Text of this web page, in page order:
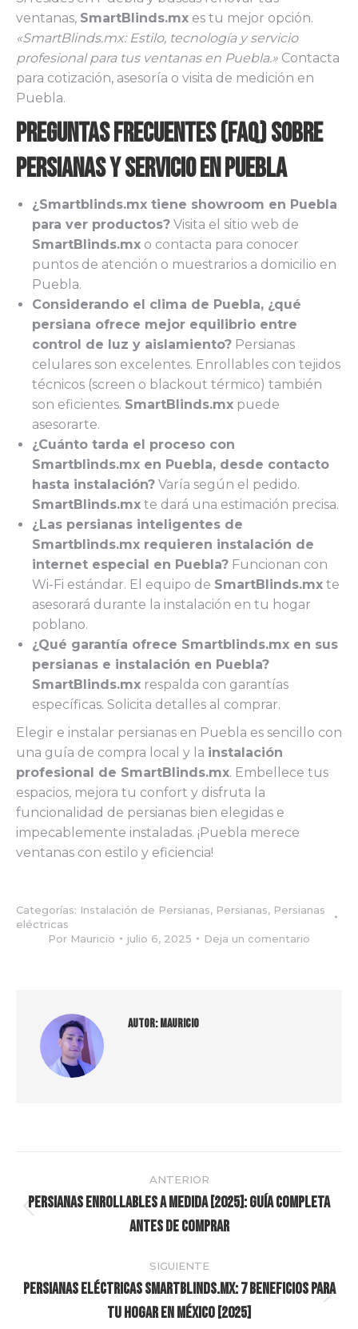
ventanas, SmartBlinds.mx es tu mejor opción.
«SmartBlinds.mx: Estilo, tecnología y servicio
profesional para tus ventanas en Puebla.» Contacta
para cotización, asesoría o visita de medición en
Puebla.
Preguntas Frecuentes (FAQ) sobre
Persianas y Servicio en Puebla
¿Smartblinds.mx tiene showroom en Puebla
para ver productos? Visita el sitio web de
SmartBlinds.mx o contacta para conocer
puntos de atención o muestrarios a domicilio en
Puebla.
Considerando el clima de Puebla, ¿qué
persiana ofrece mejor equilibrio entre
control de luz y aislamiento? Persianas
celulares son excelentes. Enrollables con tejidos
técnicos (screen o blackout térmico) también
son eficientes. SmartBlinds.mx puede
asesorarte.
¿Cuánto tarda el proceso con
Smartblinds.mx en Puebla, desde contacto
hasta instalación? Varía según el pedido.
SmartBlinds.mx te dará una estimación precisa.
¿Las persianas inteligentes de
Smartblinds.mx requieren instalación de
internet especial en Puebla? Funcionan con
Wi-Fi estándar. El equipo de SmartBlinds.mx te
asesorará durante la instalación en tu hogar
poblano.
¿Qué garantía ofrece Smartblinds.mx en sus
persianas e instalación en Puebla?
SmartBlinds.mx respalda con garantías
específicas. Solicita detalles al comprar.
Elegir e instalar persianas en Puebla es sencillo con
una guía de compra local y la instalación
profesional de SmartBlinds.mx. Embellece tus
espacios, mejora tu confort y disfruta la
funcionalidad de persianas bien elegidas e
impecablemente instaladas. ¡Puebla merece
ventanas con estilo y eficiencia!
Categorías: Instalación de Persianas, Persianas, Persianas
eléctricas
Por Mauricio julio 6, 2025 Deja un comentario
Autor:Mauricio
entre
publicaciones
ANTERIOR
anterior:
Persianas Enrollables a Medida [2025]: Guía Completa
Antes de Comprar
SIGUIENTE
Publicación
siguiente:
Persianas Eléctricas SmartBlinds.mx: 7 Beneficios para
tu Hogar en México [2025]